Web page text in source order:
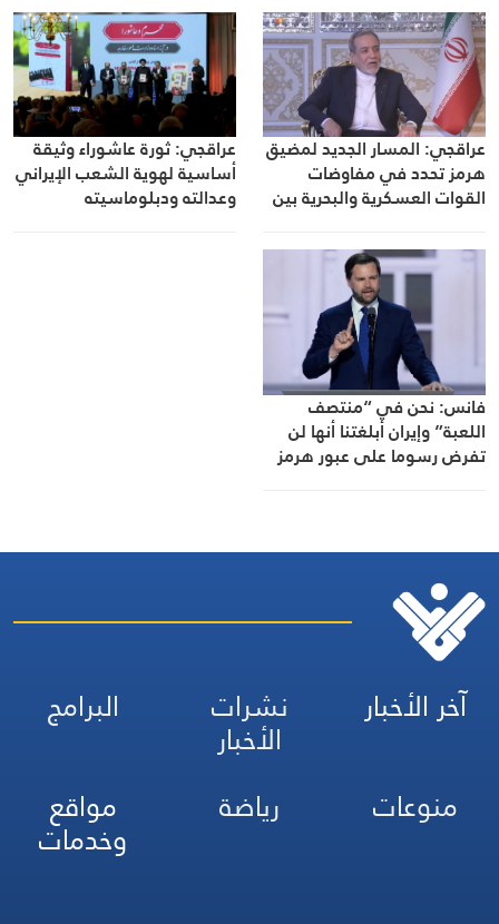
عراقجي: المسار الجديد لمضيق
هرمز تحدد في مفاوضات
القوات العسكرية والبحرية بين
عراقجي: ثورة عاشوراء وثيقة
أساسية لهوية الشعب الإيراني
وعدالته ودبلوماسيته
فانس: نحن في “منتصف
اللعبة” وإيران أبلغتنا أنها لن
تفرض رسوما على عبور هرمز
آخر الأخبار نشرات
الأخبار
البرامج
منوعات
رياضة مواقع
وخدمات